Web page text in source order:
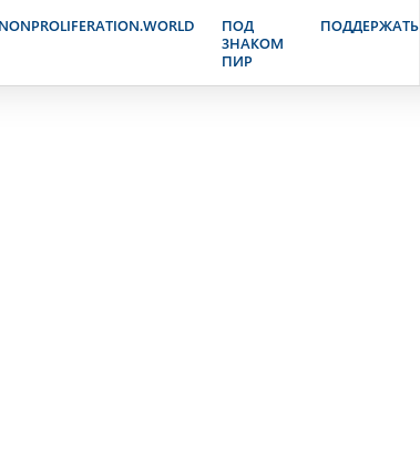
NONPROLIFERATION.WORLD
ПОД
ЗНАКОМ
ПИР
ПОДДЕРЖАТЬ
3 октября, 2017 г.